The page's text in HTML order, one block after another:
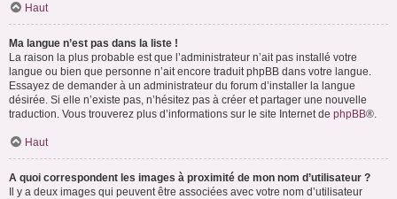
Haut
Ma langue n’est pas dans la liste !
La raison la plus probable est que l’administrateur n’ait pas installé votre
langue ou bien que personne n’ait encore traduit phpBB dans votre langue.
Essayez de demander à un administrateur du forum d’installer la langue
désirée. Si elle n’existe pas, n’hésitez pas à créer et partager une nouvelle
traduction. Vous trouverez plus d’informations sur le site Internet de phpBB®.
Haut
A quoi correspondent les images à proximité de mon nom d’utilisateur ?
Il y a deux images qui peuvent être associées avec votre nom d’utilisateur